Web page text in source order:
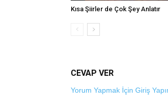
Kısa Şiirler de Çok Şey Anlatır
CEVAP VER
Yorum Yapmak İçin Giriş